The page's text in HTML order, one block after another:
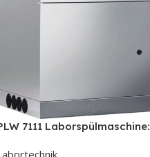
7111 Laborspülmaschine:
,